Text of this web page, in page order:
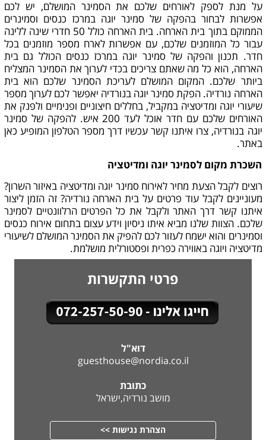
על מנת לספק לאורחים שלכם את הסמינר המושלם, יש לכם
אפשרות לבחור בהפקה של סמינר יוגה במרכז כנסים וסמינרים
הממוקם בתוך בית הארחה. בית הארחה כולל 50 חדרי שינה ללינה
עבור כל המוזמנים שלכם, עם אפשרות לארח מספר מוזמנים בכל
חדר. תכנון והפקה של סמינר יוגה במרכז כנסים הכולל גם בית
הארחה, הוא כל מה שאתם צריכים בכדי לערוך את הסמינר המצליח
ביותר שלכם. המקום המושלם לעריכת הסמינר שלכם הוא בית
הארחה נורדיה. הפקת סמינר יוגה בנורדיה יאפשר לכם לערוך מספר
שיעורי יוגה ומדיטציה במקביל, בחללים חיצוניים ופנימיים ולפנק את
האורחים שלכם עם חדר אוכל לעד 200 איש. להפקה של סמינר
יוגה בנורדיה, צרו איתנו קשר עכשיו דרך מספר הטלפון המופיע כאן
באתר.
השכרת מקום לסמינר יוגה ומדיטציה
רוצים לקבל הצעת מחיר לאירוח סמינר יוגה ומדיטציה באיזור השרון?
מעוניינים לקבל עוד פרטים על בית הארחה נורדיה? זה הזמן ליצור
איתנו קשר דרך האתר ולקבל את כל הפרטים הרלוונטיים לסמינר
שלכם. הצוות שלנו מביא איתו ניסיון וידע עצום בתחום אירוח כנסים
וסמינרים והוא ישמח לעזור לכם להפיק את הסמינר המושלם לשיעורי
מדיטציה ויוגה באווירה כפרית ופסטורלית מושלמת.
דוא"ל
guesthouse@nordia.co.il
כתובת
מושב נורדיה,ישראל
פרטי התקשרות
הצהרת נגישות >>